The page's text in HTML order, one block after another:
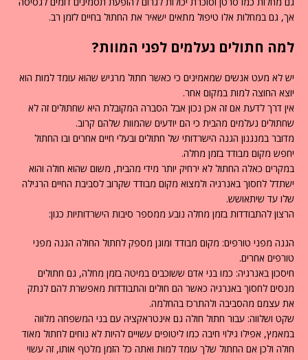
אך, גם במחלות אלו טיפול מתאים ישאיר את החתול בחיים לזמן רב.
למה חתולים נעלמים לפני המוות?
יש לא מעט אנשים שמאמינים כי כאשר חתול מרגיש שהוא עומד למות הוא
יוצא החוצה למות במקום אחר.
אין דרך לדעת אם זה אכן נכון אבל הסברה המקובלת היא שחתולים זה לא
שחתולים נעלמים מהבית כי הם יודעים שהמוות שלהם קרוב.
מדובר במנגנון הגנה הישרדותי של חתולים ובעלי חיים אחרים ובו החתול
יחפש מקום מבודד בזמן מחלה.
במקרים כאלה החתול לא ירחיק יותר מידי מהבית, משום שהוא חולה והוא
ישתדל לחסוך באנרגיה ולמצוא מקום מבודד שקרוב לסביבת החיים הרגילה
שלו עד שיתאושש.
הרצון להתבודדות בזמן מחלה נובע ממספר סיבות הישרדותיות כגון:
הגנה מפני טורפים: מקום מבודד ומוגן מספק לחתול החולה הגנה מפני
טורפים אחרים.
חיסכון באנרגיה: כמו בני אדם ששוכבים במיטה בזמן מחלה, גם חתולים
מנסים לחסוך באנרגיה כאשר הם חולים והתבודדות מאפשרת להם לנתק
את עצמם מהסביבה ולהתרכז בהחלמה.
שקט ושלווה: עבור חתול חולה גם אינטראקציה עם בני המשפחה מלווה
במאמץ, אפילו גילוי חיבה כמו ליטופים עשויים להיות לא נוחים לחתול מאוד
חולה ולכן אם החתול שלך עומד למות ואתה כל הזמן מלטף אותו, זה עשוי